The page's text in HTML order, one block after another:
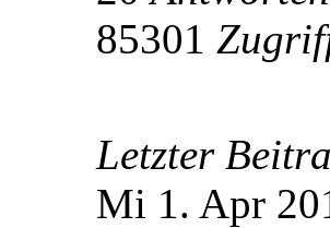
85301
Letzter
Mi 1. Apr